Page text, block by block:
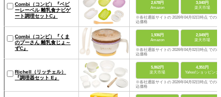
Combi（コンビ）『ベビ
ーレーベル 離乳食ナビゲ
ート調理セットC』
2,678円
Amazon
3,040円
楽天市場
※各社通販サイトの 2026年04月02日時点 での税
込価格
Combi（コンビ）『くま
のプーさん 離乳食じょ～
ずC』
1,936円
Amazon
2,049円
楽天市場
※各社通販サイトの 2026年04月02日時点 での税
込価格
Richell（リッチェル）
『調理器セット E』
5,862円
楽天市場
4,351円
Yahoo!ショッピング
※各社通販サイトの 2026年04月02日時点 での税
込価格